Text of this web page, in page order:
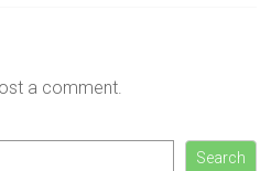
a comment.
Search